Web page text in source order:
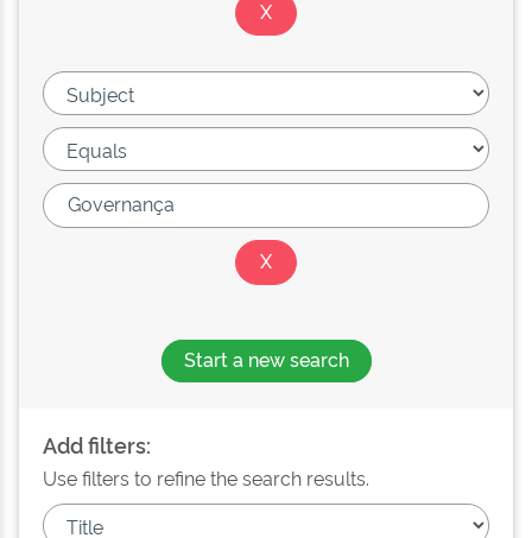
Start a new search
Add filters:
Use filters to refine the search results.